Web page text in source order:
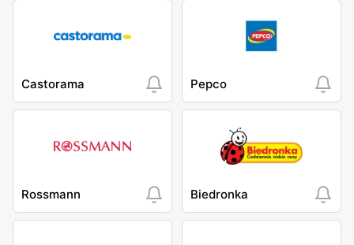
Castorama Pepco
Rossmann Biedronka